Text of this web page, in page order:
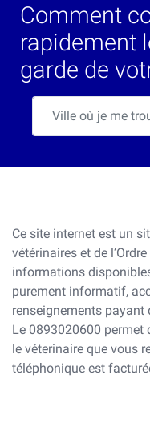
Comment
rapidement
garde de
Ce site internet est un
vétérinaires et de
informations
purement informatif,
renseignements payant
Le 0893020600 permet
le véterinaire que vous
téléphonique est